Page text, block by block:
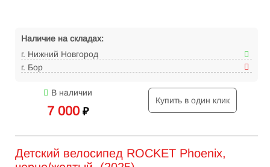
Наличие на складах:
г. Нижний Новгород
г. Бор
В наличии
7 000 ₽
Купить в один клик
Детский велосипед ROCKET Phoenix,